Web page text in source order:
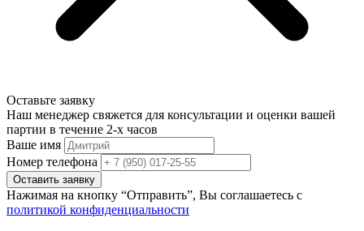
Оставьте заявку
Наш менеджер свяжется для консультации и оценки вашей
партии в течение 2-х часов
Ваше имя
Номер телефона
Нажимая на кнопку “Отправить”, Вы соглашаетесь с
политикой конфиденциальности